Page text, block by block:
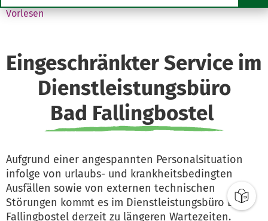
Vorlesen
Eingeschränkter Service im
Dienstleistungsbüro
Bad Fallingbostel
Aufgrund einer angespannten Personalsituation
infolge von urlaubs- und krankheitsbedingten
Ausfällen sowie von externen technischen
Störungen kommt es im Dienstleistungsbüro Bad
Fallingbostel derzeit zu längeren Wartezeiten.